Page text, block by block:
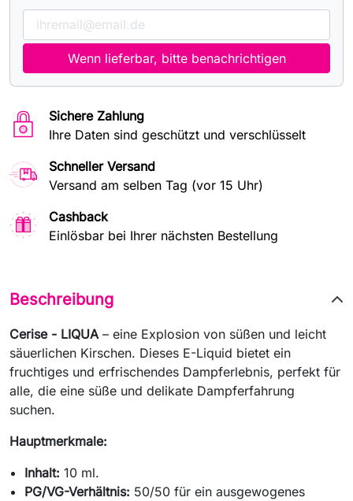
Wenn lieferbar, bitte benachrichtigen
Sichere Zahlung
Ihre Daten sind geschützt und verschlüsselt
Schneller Versand
Versand am selben Tag (vor 15 Uhr)
Cashback
Einlösbar bei Ihrer nächsten Bestellung
Beschreibung
Cerise - LIQUA – eine Explosion von süßen und leicht
säuerlichen Kirschen. Dieses E-Liquid bietet ein
fruchtiges und erfrischendes Dampferlebnis, perfekt für
alle, die eine süße und delikate Dampferfahrung
suchen.
Hauptmerkmale:
Inhalt: 10 ml.
PG/VG-Verhältnis: 50/50 für ein ausgewogenes